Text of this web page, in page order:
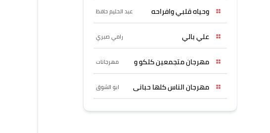
وحياه قلبي وافراحه عبد الحليم حافظ
علي بالي رامي صبري
مهرجان متجمعين كلكو و مهرجانات
مهرجان الناس كلها حبانى ابو الشوق